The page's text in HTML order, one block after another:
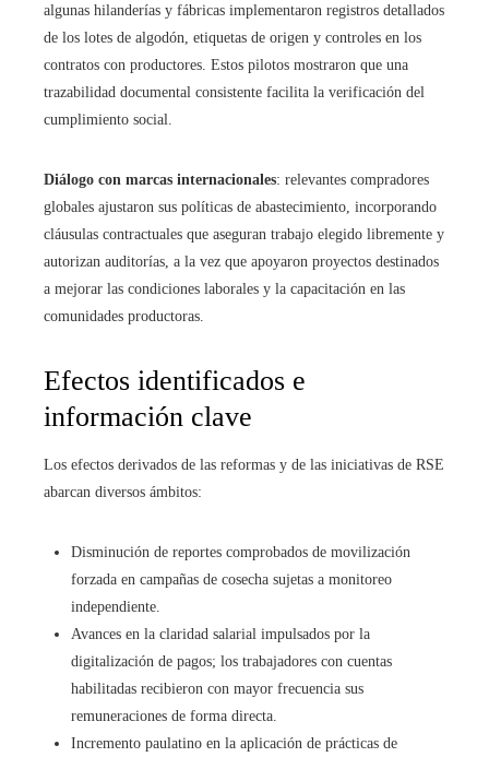
algunas hilanderías y fábricas implementaron registros detallados
de los lotes de algodón, etiquetas de origen y controles en los
contratos con productores. Estos pilotos mostraron que una
trazabilidad documental consistente facilita la verificación del
cumplimiento social.
Diálogo con marcas internacionales: relevantes compradores
globales ajustaron sus políticas de abastecimiento, incorporando
cláusulas contractuales que aseguran trabajo elegido libremente y
autorizan auditorías, a la vez que apoyaron proyectos destinados
a mejorar las condiciones laborales y la capacitación en las
comunidades productoras.
Efectos identificados e
información clave
Los efectos derivados de las reformas y de las iniciativas de RSE
abarcan diversos ámbitos:
Disminución de reportes comprobados de movilización
forzada en campañas de cosecha sujetas a monitoreo
independiente.
Avances en la claridad salarial impulsados por la
digitalización de pagos; los trabajadores con cuentas
habilitadas recibieron con mayor frecuencia sus
remuneraciones de forma directa.
Incremento paulatino en la aplicación de prácticas de